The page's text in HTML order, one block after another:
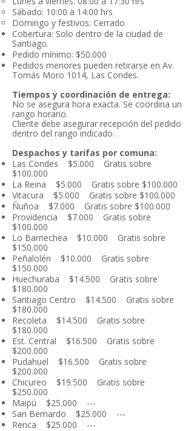
Sábado: 10:00 a 14:00 hrs
Domingo y festivos: Cerrado
Cobertura: Solo dentro de la ciudad de
Santiago.
Pedido mínimo: $50.000
Pedidos menores pueden retirarse en Av.
Tomás Moro 1014, Las Condes.
Tiempos y coordinación de entrega:
No se asegura hora exacta. Se coordina un
rango horario.
Cliente debe asegurar recepción del pedido
dentro del rango indicado.
Despachos y tarifas por comuna:
Las Condes $5.000 Gratis sobre
$100.000
La Reina $5.000 Gratis sobre $100.000
Vitacura $5.000 Gratis sobre $100.000
Ñuñoa $7.000 Gratis sobre $100.000
Providencia $7.000 Gratis sobre
$100.000
Lo Barnechea $10.000 Gratis sobre
$150.000
Peñalolén $10.000 Gratis sobre
$150.000
Huechuraba $14.500 Gratis sobre
$180.000
Santiago Centro $14.500 Gratis sobre
$180.000
Recoleta $14.500 Gratis sobre
$180.000
Est. Central $16.500 Gratis sobre
$200.000
Pudahuel $16.500 Gratis sobre
$200.000
Chicureo $19.500 Gratis sobre
$250.000
Maipú $25.000 ---
San Bernardo $25.000 ---
Renca $25.000 ---